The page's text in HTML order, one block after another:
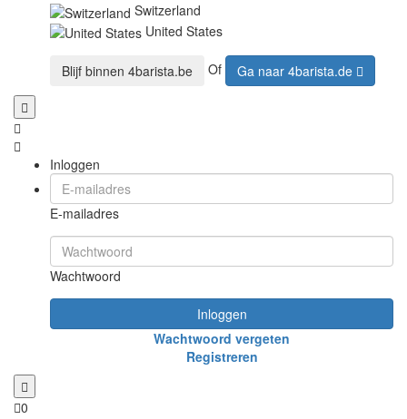
Switzerland
United States
Blijf binnen 4barista.be Of Ga naar 4barista.de
Inloggen
E-mailadres
Wachtwoord
Inloggen
Wachtwoord vergeten
Registreren
0